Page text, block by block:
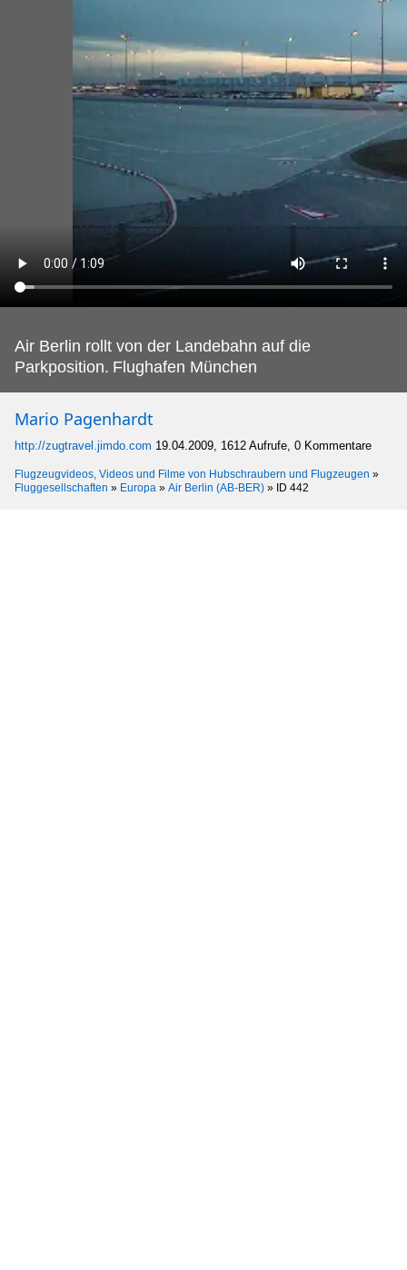
Air Berlin rollt von der Landebahn auf die
Parkposition. Flughafen München
Mario Pagenhardt
http://zugtravel.jimdo.com 19.04.2009, 1612 Aufrufe, 0 Kommentare
Flugzeugvideos, Videos und Filme von Hubschraubern und Flugzeugen »
Fluggesellschaften » Europa » Air Berlin (AB-BER) » ID 442